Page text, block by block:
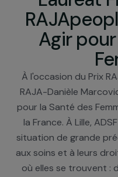
Lauréat
Agir
À l'occasion du
RAJA-Danièle
pour la Santé des
la France. À Lille,
situation de